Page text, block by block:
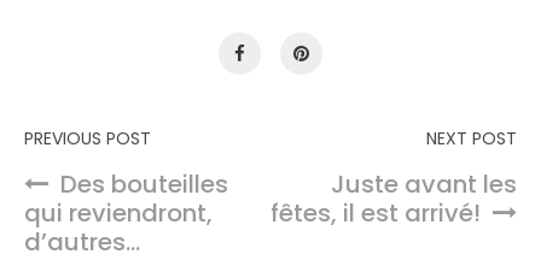
Navigation de l’article
PREVIOUS POST
Des bouteilles
qui reviendront,
d’autres…
NEXT POST
Juste avant les
fêtes, il est arrivé!